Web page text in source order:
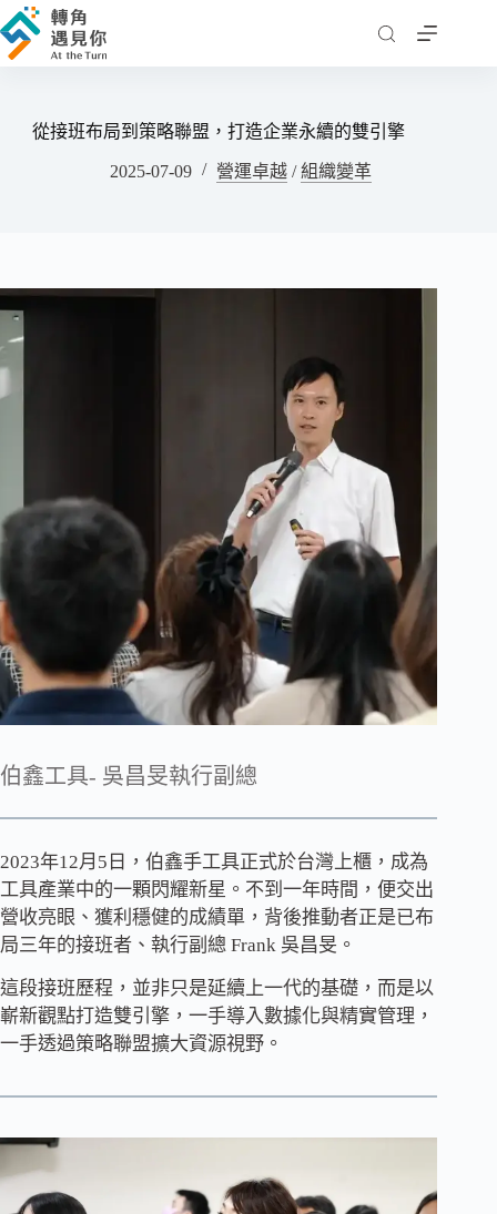
跳
至
從接班布局到策略聯盟，打造企業永續的雙引擎
2025-07-09 營運卓越 /組織變革
伯鑫工具- 吳昌旻執行副總
2023年12月5日，伯鑫手工具正式於台灣上櫃，成為
工具產業中的一顆閃耀新星。不到一年時間，便交出
營收亮眼、獲利穩健的成績單，背後推動者正是已布
局三年的接班者、執行副總 Frank 吳昌旻。
這段接班歷程，並非只是延續上一代的基礎，而是以
嶄新觀點打造雙引擎，一手導入數據化與精實管理，
一手透過策略聯盟擴大資源視野。